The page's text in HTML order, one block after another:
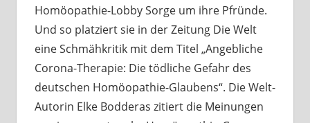
Homöopathie-Lobby Sorge um ihre Pfründe.
Und so platziert sie in der Zeitung Die Welt
eine Schmähkritik mit dem Titel „Angebliche
Corona-Therapie: Die tödliche Gefahr des
deutschen Homöopathie-Glaubens“. Die Welt-
Autorin Elke Bodderas zitiert die Meinungen